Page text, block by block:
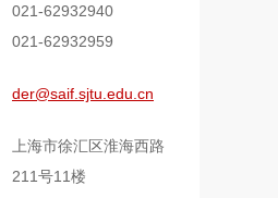
021-62932940
021-62932959
der@saif.sjtu.edu.cn
上海市徐汇区淮海西路
211号11楼